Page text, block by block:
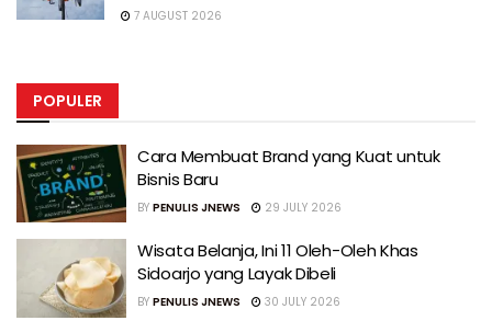
7 AUGUST 2026
POPULER
Cara Membuat Brand yang Kuat untuk
Bisnis Baru
BY PENULIS JNEWS 29 JULY 2026
Wisata Belanja, Ini 11 Oleh-Oleh Khas
Sidoarjo yang Layak Dibeli
BY PENULIS JNEWS 30 JULY 2026